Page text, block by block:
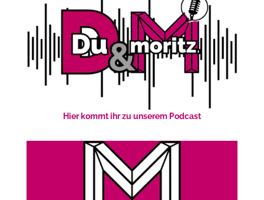
Hier kommt ihr zu unserem Podcast